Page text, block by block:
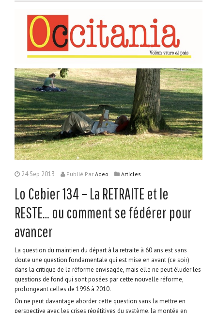
24 Sep 2013 Publié Par Adeo Articles
Lo Cebier 134 – La RETRAITE et le
RESTE… ou comment se fédérer pour
avancer
La question du maintien du départ à la retraite à 60 ans est sans
doute une question fondamentale qui est mise en avant (ce soir)
dans la critique de la réforme envisagée, mais elle ne peut éluder les
questions de fond qui sont posées par cette nouvelle réforme,
prolongeant celles de 1996 à 2010.
On ne peut davantage aborder cette question sans la mettre en
perspective avec les crises répétitives du système, la montée en